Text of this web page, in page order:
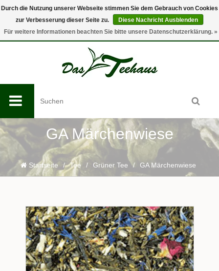
0
GA Märchenwiese
Startseite / Tee / Grüner Tee / GA Märchenwiese
Durch die Nutzung unserer Webseite stimmen Sie dem Gebrauch von Cookies
zur Verbesserung dieser Seite zu.
Diese Nachricht Ausblenden
Für weitere Informationen beachten Sie bitte unsere Datenschutzerklärung. »